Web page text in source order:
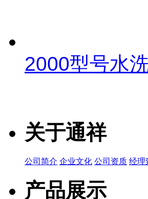
2000型号水
关于通祥
公司简介 企业文化 公司资质 经理
产品展示